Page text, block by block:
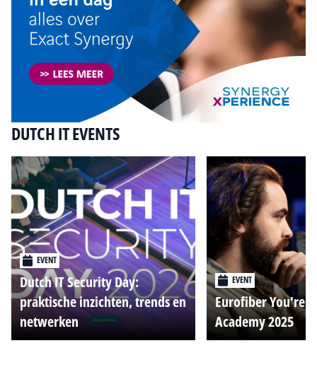
DUTCH IT EVENTS
EVENT
Dutch IT Security Day:
praktische inzichten, trends en
netwerken
EVENT
Eurofiber You're
Academy 2025